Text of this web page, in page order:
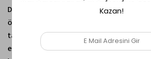
Dengeli yapısı sayesinde asla devrilmez.
öğrenme kulesi üze
takıp çıkartılan örtüsü sayesinde geriye
engeller. Kulenin yüksekliği 90 cm,